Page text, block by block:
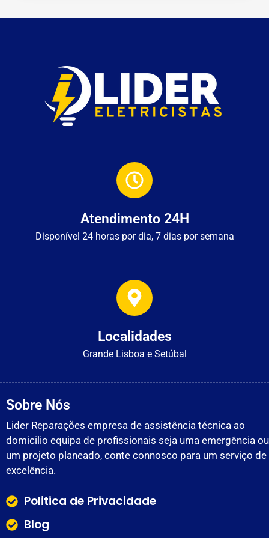
Atendimento 24H
Disponível 24 horas por dia, 7 dias por semana
Localidades
Grande Lisboa e Setúbal
Sobre Nós
Lider Reparações empresa de assistência técnica ao
domicilio equipa de profissionais seja uma emergência ou
um projeto planeado, conte connosco para um serviço de
excelência.
Politica de Privacidade
Blog